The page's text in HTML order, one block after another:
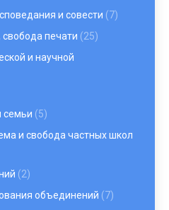
и совести (7)
печати (25)
и научной
семьи (5)
и свобода частных школ
(2)
объединений (7)